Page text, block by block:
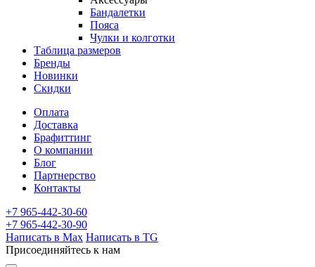
Бандалетки
Пояса
Чулки и колготки
Таблица размеров
Бренды
Новинки
Скидки
Оплата
Доставка
Брафиттинг
О компании
Блог
Партнерство
Контакты
+7 965-442-30-60
+7 965-442-30-90
Написать в Max Написать в TG
Присоединяйтесь к нам